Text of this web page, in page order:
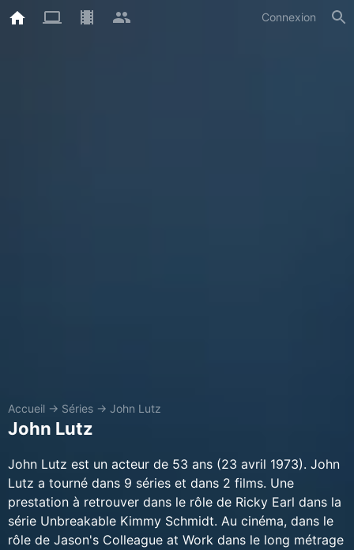
Connexion
Accueil → Séries → John Lutz
John Lutz
John Lutz est un acteur de 53 ans (23 avril 1973). John
Lutz a tourné dans 9 séries et dans 2 films. Une
prestation à retrouver dans le rôle de Ricky Earl dans la
série Unbreakable Kimmy Schmidt. Au cinéma, dans le
rôle de Jason's Colleague at Work dans le long métrage